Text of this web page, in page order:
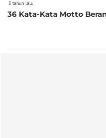
3 tahun lalu
36 Kata-Kata Motto